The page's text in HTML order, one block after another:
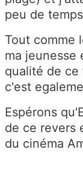
peu de
Tout comme
ma jeunesse
qualité de ce
c'est
Espérons
de ce revers
du cinéma